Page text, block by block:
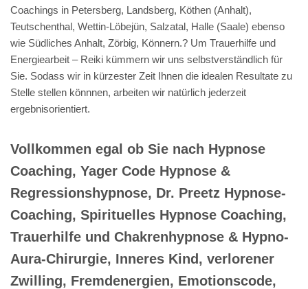
Coachings in Petersberg, Landsberg, Köthen (Anhalt),
Teutschenthal, Wettin-Löbejün, Salzatal, Halle (Saale) ebenso
wie Südliches Anhalt, Zörbig, Könnern.? Um Trauerhilfe und
Energiearbeit – Reiki kümmern wir uns selbstverständlich für
Sie. Sodass wir in kürzester Zeit Ihnen die idealen Resultate zu
Stelle stellen könnnen, arbeiten wir natürlich jederzeit
ergebnisorientiert.
Vollkommen egal ob Sie nach Hypnose
Coaching, Yager Code Hypnose &
Regressionshypnose, Dr. Preetz Hypnose-
Coaching, Spirituelles Hypnose Coaching,
Trauerhilfe und Chakrenhypnose & Hypno-
Aura-Chirurgie, Inneres Kind, verlorener
Zwilling, Fremdenergien, Emotionscode,